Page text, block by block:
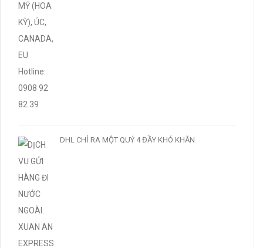
DHL CHỈ RA MỘT QUÝ 4 ĐẦY KHÓ KHĂN